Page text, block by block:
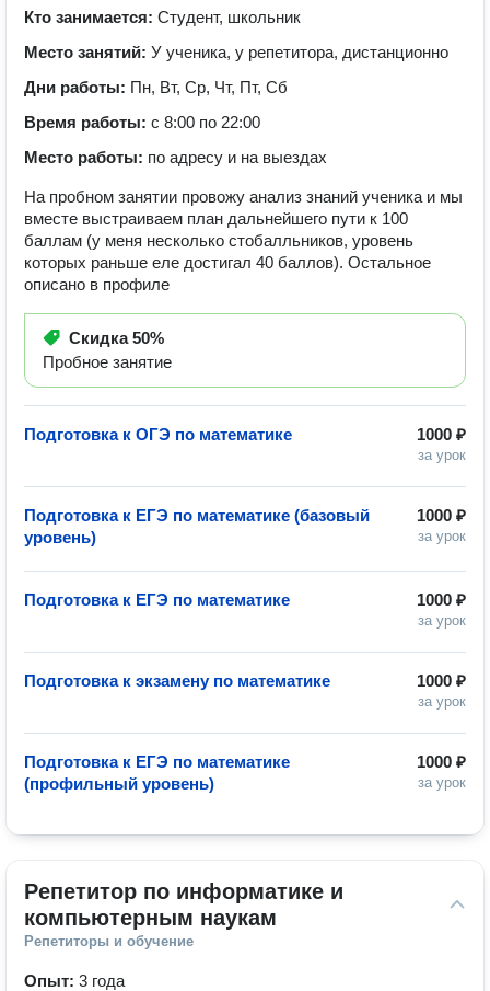
Кто занимается: Студент, школьник
Место занятий: У ученика, у репетитора, дистанционно
Дни работы: Пн, Вт, Ср, Чт, Пт, Сб
Время работы: с 8:00 по 22:00
Место работы: по адресу и на выездах
На пробном занятии провожу анализ знаний ученика и мы
вместе выстраиваем план дальнейшего пути к 100
баллам (у меня несколько стобалльников, уровень
которых раньше еле достигал 40 баллов). Остальное
описано в профиле
Скидка50%
Пробное занятие
1000 ₽
за урок
Подготовка к ОГЭ по математике
1000 ₽
за урок
Подготовка к ЕГЭ по математике (базовый
уровень)
1000 ₽
за урок
Подготовка к ЕГЭ по математике
1000 ₽
за урок
Подготовка к экзамену по математике
1000 ₽
за урок
Подготовка к ЕГЭ по математике
(профильный уровень)
Репетитор по информатике и
компьютерным наукам
Репетиторы и обучение
Опыт: 3 года